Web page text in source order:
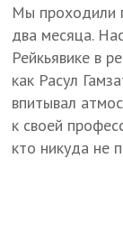
Мы проходили
два месяца.
Рейкьявике в
как Расул
впитывал
к своей
кто никуда не